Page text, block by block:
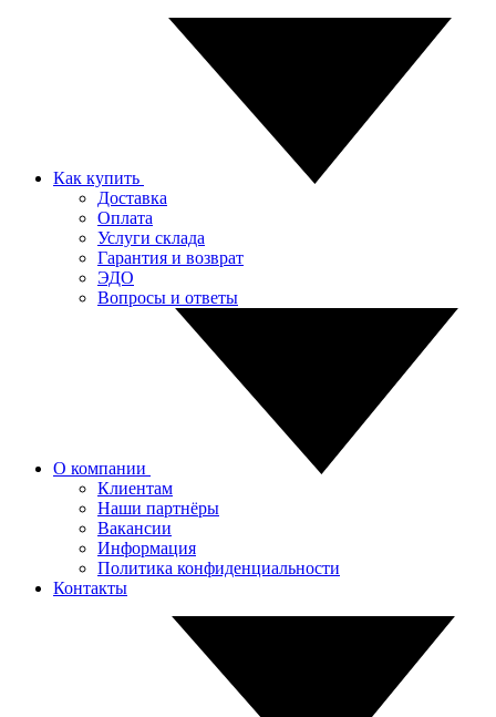
Как купить
Доставка
Оплата
Услуги склада
Гарантия и возврат
ЭДО
Вопросы и ответы
О компании
Клиентам
Наши партнёры
Вакансии
Информация
Политика конфиденциальности
Контакты